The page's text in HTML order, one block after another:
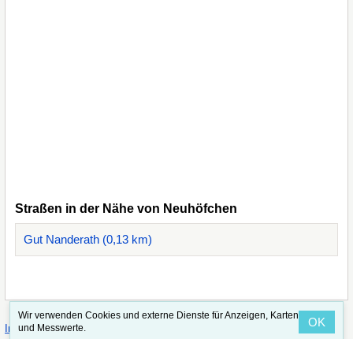
Straßen in der Nähe von Neuhöfchen
Gut Nanderath (0,13 km)
Impressum·Straßenindex
Wir verwenden Cookies und externe Dienste für Anzeigen, Karten
und Messwerte.
OK